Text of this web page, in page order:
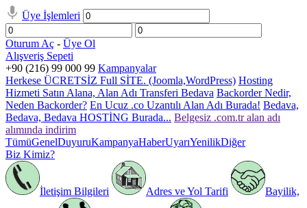
Üye İşlemleri
Oturum Aç - Üye Ol
Alışveriş Sepeti
+90 (216) 99 000 99 Kampanyalar
Herkese ÜCRETSİZ Full SİTE. (Joomla,WordPress) Hosting
Hizmeti Satın Alana, Alan Adı Transferi Bedava Backorder Nedir,
Neden Backorder? En Ucuz .co Uzantılı Alan Adı Burada! Bedava,
Bedava, Bedava HOSTİNG Burada... Belgesiz .com.tr alan adı
alımında indirim
TümüGenelDuyuruKampanyaHaberUyarıYenilikDiğer
Biz Kimiz?
İletişim Bilgileri Adres ve Yol Tarifi Bayilik,